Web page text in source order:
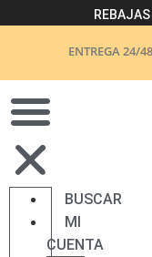
REBAJAS
ENTREGA 24/
BUSCAR
MI
CUENTA